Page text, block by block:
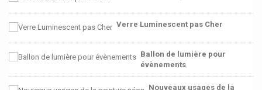
Verre Luminescent pas Cher
Ballon de lumière pour
évènements
Nouveaux usages de la